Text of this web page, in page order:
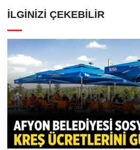
İLGINIZI ÇEKEBILIR